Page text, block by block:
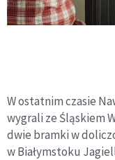
W ostatnim czasie
wygrali ze Śląskiem
dwie bramki w
w Białymstoku